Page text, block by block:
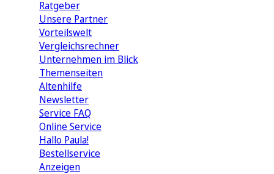
Ratgeber
Unsere Partner
Vorteilswelt
Vergleichsrechner
Unternehmen im Blick
Themenseiten
Altenhilfe
Newsletter
Service FAQ
Online Service
Hallo Paula!
Bestellservice
Anzeigen